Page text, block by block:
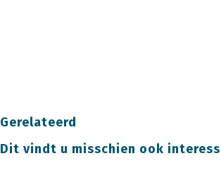
Gerelateerd
Dit vindt u misschien ook